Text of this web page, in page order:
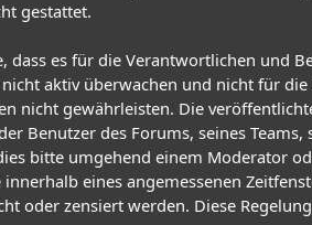
gestattet.
dass es für die Verantwortlichen und
aktiv überwachen und nicht für
nicht gewährleisten. Die
Benutzer des Forums, seines
bitte umgehend einem Moderator
innerhalb eines angemessenen
oder zensiert werden. Diese